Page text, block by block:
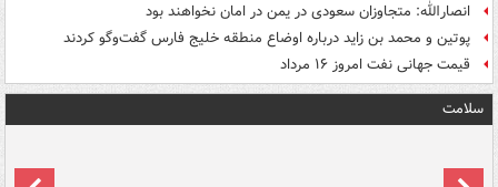
انصارالله: متجاوزان سعودی در یمن در امان نخواهند بود
پوتین و محمد بن زاید درباره اوضاع منطقه خلیج فارس گفت‌وگو کردند
قیمت جهانی نفت امروز ۱۶ مرداد
سلامت